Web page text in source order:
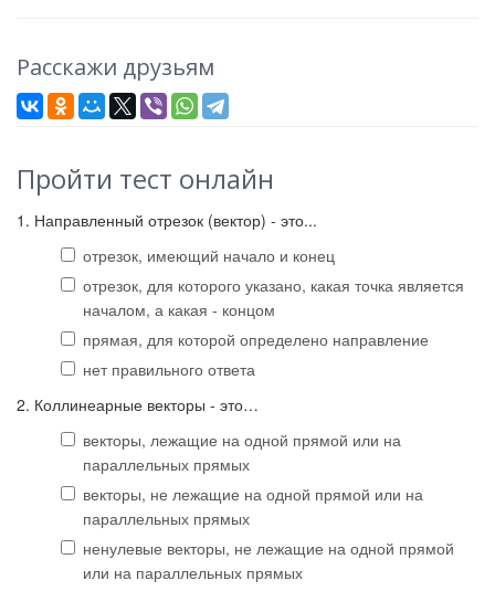
Расскажи друзьям
Пройти тест онлайн
1. Направленный отрезок (вектор) - это...
отрезок, имеющий начало и конец
отрезок, для которого указано, какая точка является
началом, а какая - концом
прямая, для которой определено направление
нет правильного ответа
2. Коллинеарные векторы - это…
векторы, лежащие на одной прямой или на
параллельных прямых
векторы, не лежащие на одной прямой или на
параллельных прямых
ненулевые векторы, не лежащие на одной прямой
или на параллельных прямых